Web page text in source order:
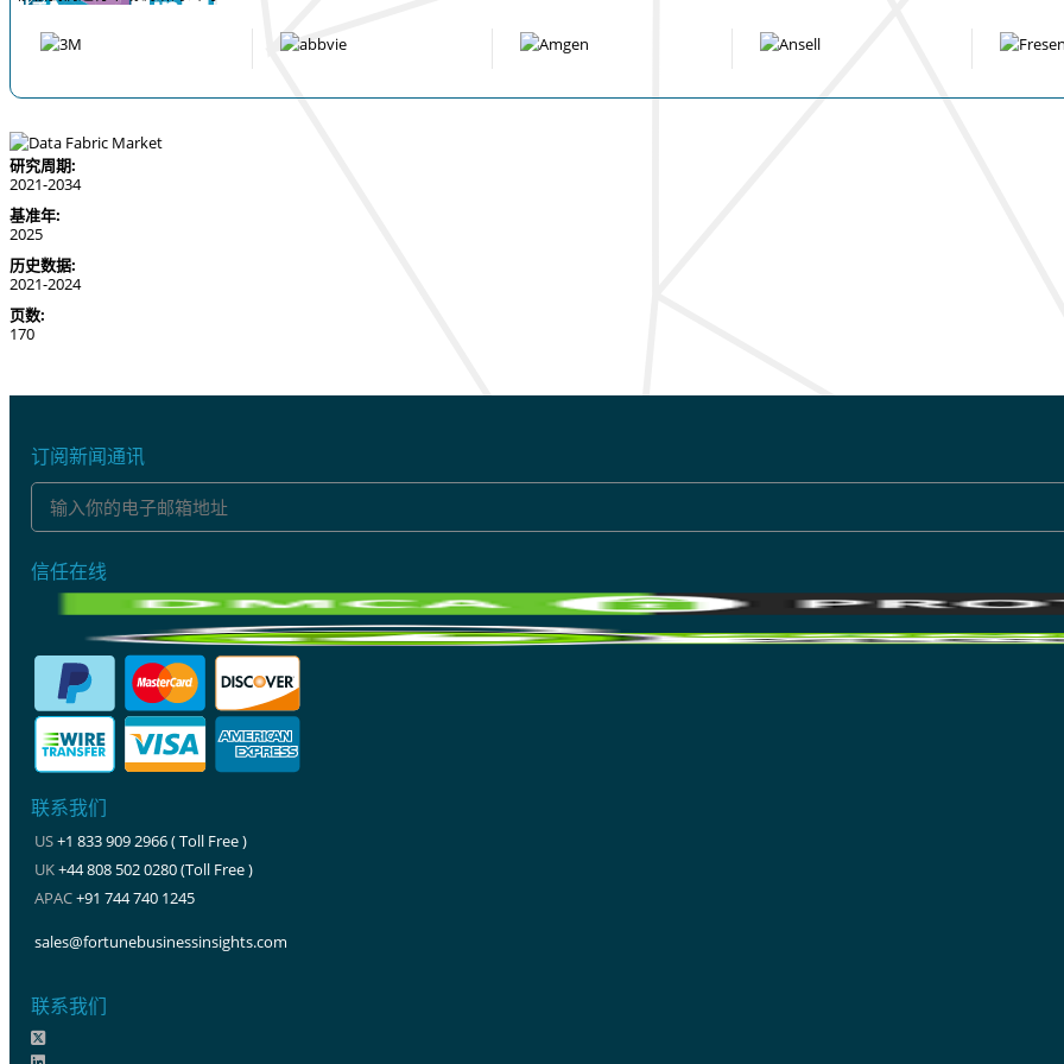
研究周期:
2021-2034
基准年:
2025
历史数据:
2021-2024
页数:
170
订阅新闻通讯
信任在线
联系我们
US+1 833 909 2966 ( Toll Free )
UK+44 808 502 0280 (Toll Free )
APAC+91 744 740 1245
sales@fortunebusinessinsights.com
联系我们